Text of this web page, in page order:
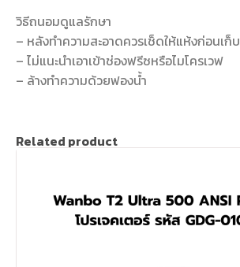
วิธีถนอมดูแลรักษา
– หลังทำความสะอาดควรเช็ดให้แห้งก่อนเก็บ
– ไม่แนะนำเอาเข้าช่องฟรีซหรือไมโครเวฟ
– ล้างทำความด้วยฟองน้ำ
Related product